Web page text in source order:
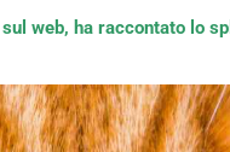
web, ha raccontato lo